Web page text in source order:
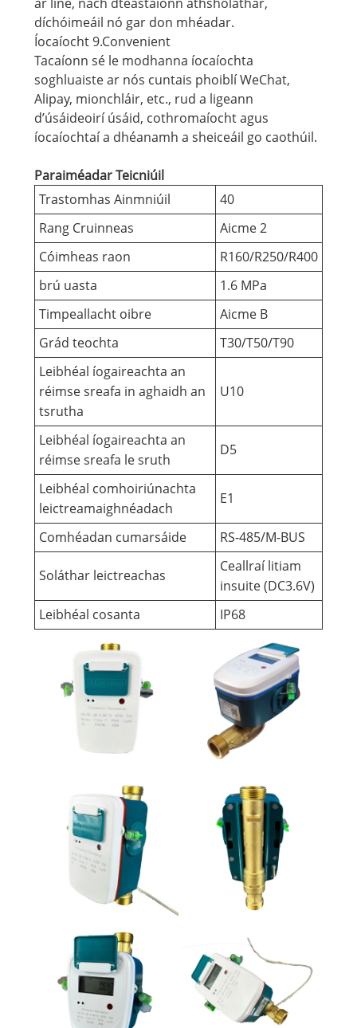
díchóimeáil nó gar don mhéadar.
Íocaíocht 9.Convenient
Tacaíonn sé le modhanna íocaíochta
soghluaiste ar nós cuntais phoiblí WeChat,
Alipay, mionchláir, etc., rud a ligeann
d’úsáideoirí úsáid, cothromaíocht agus
íocaíochtaí a dhéanamh a sheiceáil go caothúil.
Paraiméadar Teicniúil
Trastomhas Ainmniúil
40
Rang Cruinneas
Aicme 2
Cóimheas raon
R160/R250/R400
brú uasta
1.6 MPa
Timpeallacht oibre
Aicme B
Grád teochta
T30/T50/T90
Leibhéal íogaireachta an
réimse sreafa in aghaidh an
tsrutha
U10
Leibhéal íogaireachta an
réimse sreafa le sruth
D5
Leibhéal comhoiriúnachta
leictreamaighnéadach
E1
Comhéadan cumarsáide RS-485/M-BUS
Soláthar leictreachas
Ceallraí litiam
insuite (DC3.6V)
Leibhéal cosanta
IP68